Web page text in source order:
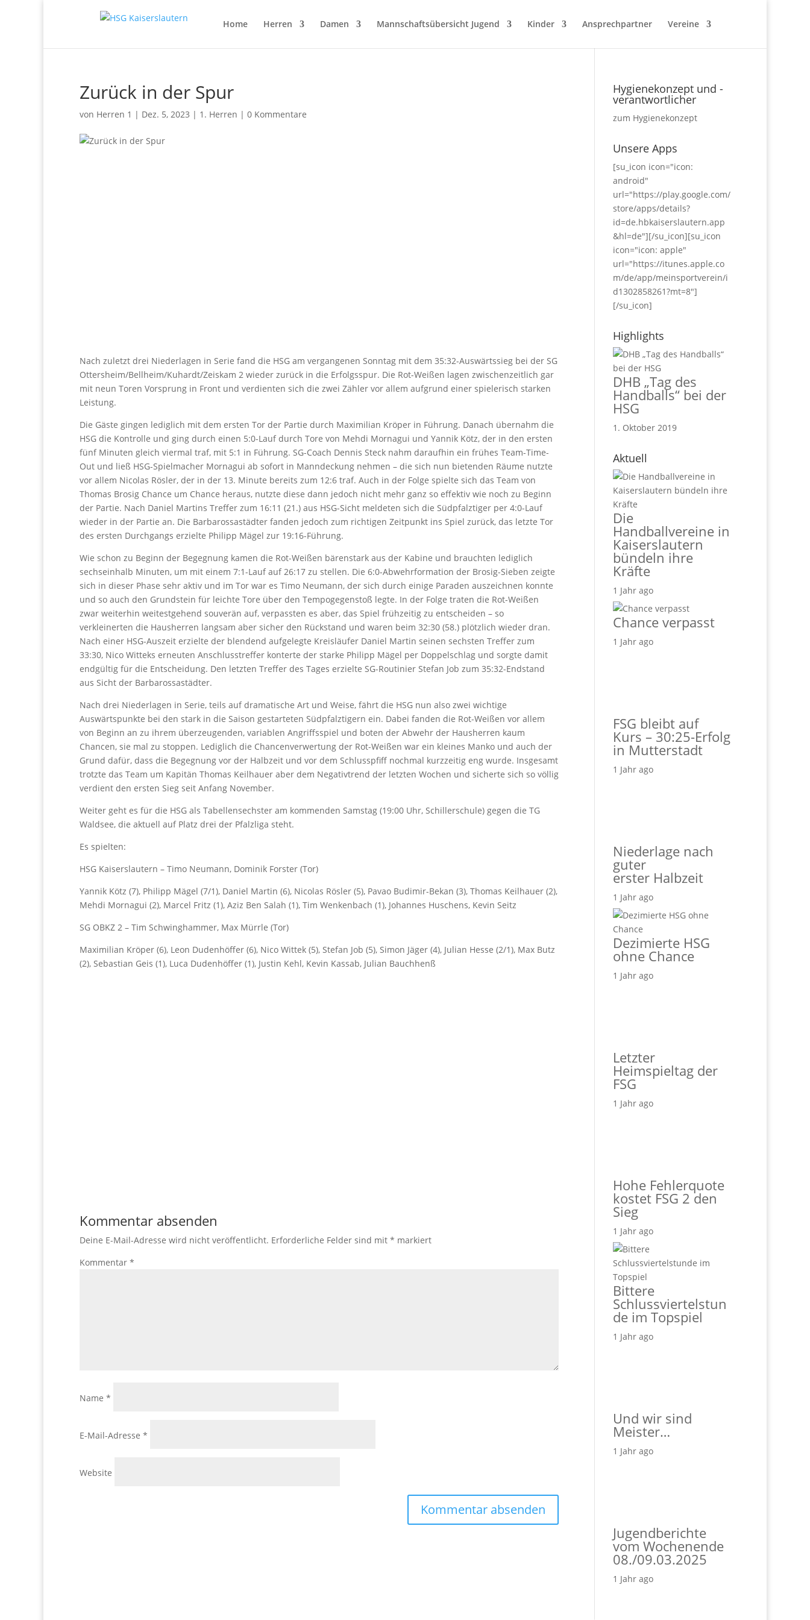
Home Herren Damen Mannschaftsübersicht Jugend Kinder Ansprechpartner Vereine
Zurück in der Spur
von Herren 1 | Dez. 5, 2023 | 1. Herren | 0 Kommentare
Nach zuletzt drei Niederlagen in Serie fand die HSG am vergangenen Sonntag mit dem 35:32-Auswärtssieg bei der SG
Ottersheim/Bellheim/Kuhardt/Zeiskam 2 wieder zurück in die Erfolgsspur. Die Rot-Weißen lagen zwischenzeitlich gar
mit neun Toren Vorsprung in Front und verdienten sich die zwei Zähler vor allem aufgrund einer spielerisch starken
Leistung.
Die Gäste gingen lediglich mit dem ersten Tor der Partie durch Maximilian Kröper in Führung. Danach übernahm die
HSG die Kontrolle und ging durch einen 5:0-Lauf durch Tore von Mehdi Mornagui und Yannik Kötz, der in den ersten
fünf Minuten gleich viermal traf, mit 5:1 in Führung. SG-Coach Dennis Steck nahm daraufhin ein frühes Team-Time-
Out und ließ HSG-Spielmacher Mornagui ab sofort in Manndeckung nehmen – die sich nun bietenden Räume nutzte
vor allem Nicolas Rösler, der in der 13. Minute bereits zum 12:6 traf. Auch in der Folge spielte sich das Team von
Thomas Brosig Chance um Chance heraus, nutzte diese dann jedoch nicht mehr ganz so effektiv wie noch zu Beginn
der Partie. Nach Daniel Martins Treffer zum 16:11 (21.) aus HSG-Sicht meldeten sich die Südpfalztiger per 4:0-Lauf
wieder in der Partie an. Die Barbarossastädter fanden jedoch zum richtigen Zeitpunkt ins Spiel zurück, das letzte Tor
des ersten Durchgangs erzielte Philipp Mägel zur 19:16-Führung.
Wie schon zu Beginn der Begegnung kamen die Rot-Weißen bärenstark aus der Kabine und brauchten lediglich
sechseinhalb Minuten, um mit einem 7:1-Lauf auf 26:17 zu stellen. Die 6:0-Abwehrformation der Brosig-Sieben zeigte
sich in dieser Phase sehr aktiv und im Tor war es Timo Neumann, der sich durch einige Paraden auszeichnen konnte
und so auch den Grundstein für leichte Tore über den Tempogegenstoß legte. In der Folge traten die Rot-Weißen
zwar weiterhin weitestgehend souverän auf, verpassten es aber, das Spiel frühzeitig zu entscheiden – so
verkleinerten die Hausherren langsam aber sicher den Rückstand und waren beim 32:30 (58.) plötzlich wieder dran.
Nach einer HSG-Auszeit erzielte der blendend aufgelegte Kreisläufer Daniel Martin seinen sechsten Treffer zum
33:30, Nico Witteks erneuten Anschlusstreffer konterte der starke Philipp Mägel per Doppelschlag und sorgte damit
endgültig für die Entscheidung. Den letzten Treffer des Tages erzielte SG-Routinier Stefan Job zum 35:32-Endstand
aus Sicht der Barbarossastädter.
Nach drei Niederlagen in Serie, teils auf dramatische Art und Weise, fährt die HSG nun also zwei wichtige
Auswärtspunkte bei den stark in die Saison gestarteten Südpfalztigern ein. Dabei fanden die Rot-Weißen vor allem
von Beginn an zu ihrem überzeugenden, variablen Angriffsspiel und boten der Abwehr der Hausherren kaum
Chancen, sie mal zu stoppen. Lediglich die Chancenverwertung der Rot-Weißen war ein kleines Manko und auch der
Grund dafür, dass die Begegnung vor der Halbzeit und vor dem Schlusspfiff nochmal kurzzeitig eng wurde. Insgesamt
trotzte das Team um Kapitän Thomas Keilhauer aber dem Negativtrend der letzten Wochen und sicherte sich so völlig
verdient den ersten Sieg seit Anfang November.
Weiter geht es für die HSG als Tabellensechster am kommenden Samstag (19:00 Uhr, Schillerschule) gegen die TG
Waldsee, die aktuell auf Platz drei der Pfalzliga steht.
Es spielten:
HSG Kaiserslautern – Timo Neumann, Dominik Forster (Tor)
Yannik Kötz (7), Philipp Mägel (7/1), Daniel Martin (6), Nicolas Rösler (5), Pavao Budimir-Bekan (3), Thomas Keilhauer (2),
Mehdi Mornagui (2), Marcel Fritz (1), Aziz Ben Salah (1), Tim Wenkenbach (1), Johannes Huschens, Kevin Seitz
SG OBKZ 2 – Tim Schwinghammer, Max Mürrle (Tor)
Maximilian Kröper (6), Leon Dudenhöffer (6), Nico Wittek (5), Stefan Job (5), Simon Jäger (4), Julian Hesse (2/1), Max Butz
(2), Sebastian Geis (1), Luca Dudenhöffer (1), Justin Kehl, Kevin Kassab, Julian Bauchhenß
Kommentar absenden
Deine E-Mail-Adresse wird nicht veröffentlicht. Erforderliche Felder sind mit * markiert
Kommentar *
Name *
E-Mail-Adresse *
Website
Hygienekonzept und -
verantwortlicher
zum Hygienekonzept
Unsere Apps
[su_icon icon="icon:
android"
url="https://play.google.com/
store/apps/details?
id=de.hbkaiserslautern.app
&hl=de"][/su_icon][su_icon
icon="icon: apple"
url="https://itunes.apple.co
m/de/app/meinsportverein/i
d1302858261?mt=8"]
[/su_icon]
Highlights
DHB „Tag des
Handballs“ bei der
HSG
1. Oktober 2019
Aktuell
Die
Handballvereine in
Kaiserslautern
bündeln ihre
Kräfte
1 Jahr ago
Chance verpasst
1 Jahr ago
FSG bleibt auf
Kurs – 30:25-Erfolg
in Mutterstadt
1 Jahr ago
Niederlage nach
guter
erster Halbzeit
1 Jahr ago
Dezimierte HSG
ohne Chance
1 Jahr ago
Letzter
Heimspieltag der
FSG
1 Jahr ago
Hohe Fehlerquote
kostet FSG 2 den
Sieg
1 Jahr ago
Bittere
Schlussviertelstun
de im Topspiel
1 Jahr ago
Und wir sind
Meister…
1 Jahr ago
Jugendberichte
vom Wochenende
08./09.03.2025
1 Jahr ago